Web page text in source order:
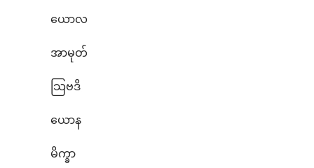
ယောလ
အာမုတ်
သြဗဒိ
ယောန
မိက္ခာ